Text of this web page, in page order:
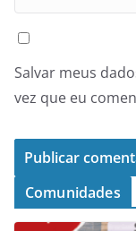
Salvar meus
vez que eu
Comunidades